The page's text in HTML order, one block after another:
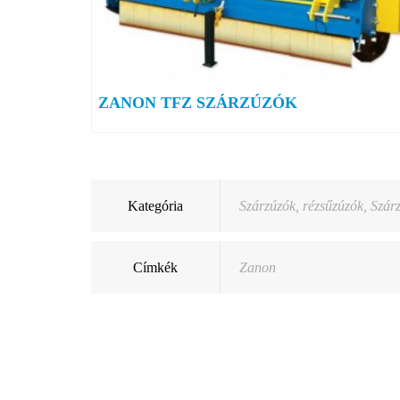
ZANON TFZ SZÁRZÚZÓK
Kategória Szárzúzók, rézsűzúzók
Címkék Zanon